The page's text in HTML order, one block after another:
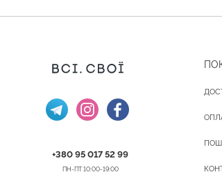
+380 95 017 52 99
ПН-ПТ 10:00-19:00